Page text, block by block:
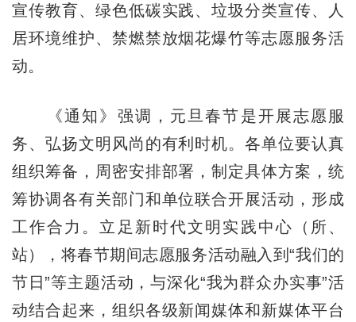
宣传教育、绿色低碳实践、垃圾分类宣传、人
居环境维护、禁燃禁放烟花爆竹等志愿服务活
动。
《通知》强调，元旦春节是开展志愿服
务、弘扬文明风尚的有利时机。各单位要认真
组织筹备，周密安排部署，制定具体方案，统
筹协调各有关部门和单位联合开展活动，形成
工作合力。立足新时代文明实践中心（所、
站），将春节期间志愿服务活动融入到“我们的
节日”等主题活动，与深化“我为群众办实事”活
动结合起来，组织各级新闻媒体和新媒体平台